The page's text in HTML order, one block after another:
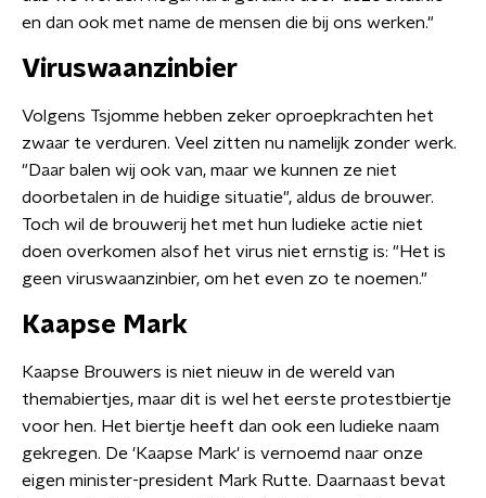
en dan ook met name de mensen die bij ons werken."
Viruswaanzinbier
Volgens Tsjomme hebben zeker oproepkrachten het
zwaar te verduren. Veel zitten nu namelijk zonder werk.
"Daar balen wij ook van, maar we kunnen ze niet
doorbetalen in de huidige situatie", aldus de brouwer.
Toch wil de brouwerij het met hun ludieke actie niet
doen overkomen alsof het virus niet ernstig is: "Het is
geen viruswaanzinbier, om het even zo te noemen."
Kaapse Mark
Kaapse Brouwers is niet nieuw in de wereld van
themabiertjes, maar dit is wel het eerste protestbiertje
voor hen. Het biertje heeft dan ook een ludieke naam
gekregen. De 'Kaapse Mark' is vernoemd naar onze
eigen minister-president Mark Rutte. Daarnaast bevat